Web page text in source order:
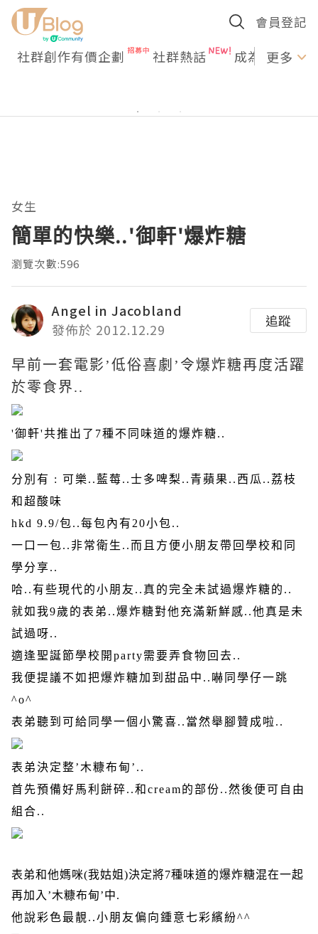
會員登記
社群創作有價企劃 社群熱話 成為U更多
女生
簡單的快樂..'御軒'爆炸糖
瀏覽次數:596
Angel in Jacobland
發佈於 2012.12.29
追蹤
早前一套電影’低俗喜劇 ’ 令爆炸糖再度活躍
於零食界..
'御軒'共推出了 7種不同味道的爆炸糖..
分別有 : 可樂.. 藍莓..士多啤梨.. 青蘋果 .. 西瓜 .. 荔枝
和超酸味
hkd 9.9/包..每包內有 20小包..
一口一包.. 非常衛生 .. 而且方便小朋友帶回學校和同
學分享..
哈..有些現代的小朋友 .. 真的完全未試過爆炸糖的 ..
就如我9歲的表弟 ..爆炸糖對他充滿新鮮感..他真是未
試過呀..
適逢聖誕節學校開 party需要弄食物回去..
我便提議不如把爆炸糖加到甜品中 .. 嚇同學仔一跳
^o^
表弟聽到可給同學一個小驚喜.. 當然舉腳贊成啦..
表弟決定整’ 木糠布甸 ’..
首先預備好馬利餅碎..和 cream的部份..然後便可自由
組合..
表弟和他媽咪(我姑姐 )決定將7種味道的爆炸糖混在一起
再加入 ’木糠布甸’中.
他說彩色最靚 ..小朋友偏向鍾意七彩繽紛^^